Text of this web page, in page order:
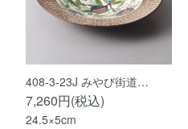
408-3-23J みやび街道…
7,260円(税込)
24.5×5cm